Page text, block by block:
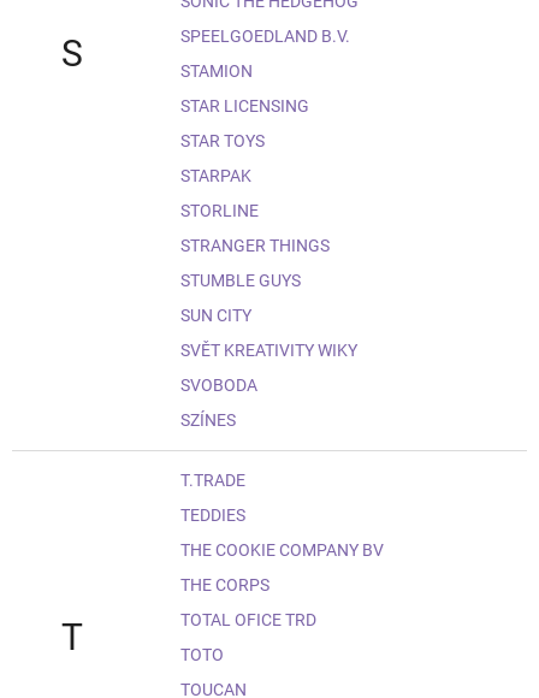
S
SPEELGOEDLAND B.V.
STAMION
STAR LICENSING
STAR TOYS
STARPAK
STORLINE
STRANGER THINGS
STUMBLE GUYS
SUN CITY
SVĚT KREATIVITY WIKY
SVOBODA
SZÍNES
T
T.TRADE
TEDDIES
THE COOKIE COMPANY BV
THE CORPS
TOTAL OFICE TRD
TOTO
TOUCAN